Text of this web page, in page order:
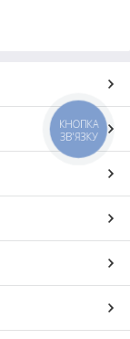
КНОПКА
ЗВ'ЯЗКУ